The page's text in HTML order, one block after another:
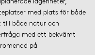
med plats för både
till både natur och
med ett bekvämt
på